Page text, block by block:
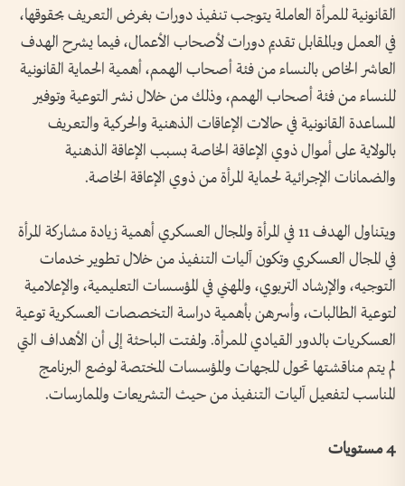
القانونية للمرأة العاملة يتوجب تنفيذ دورات بغرض التعريف بحقوقها،
في العمل وبالمقابل تقديم دورات لأصحاب الأعمال، فيما يشرح الهدف
العاشر الخاص بالنساء من فئة أصحاب الهمم، أهمية الحماية القانونية
للنساء من فئة أصحاب الهمم، وذلك من خلال نشر التوعية وتوفير
المساعدة القانونية في حالات الإعاقات الذهنية والحركية والتعريف
بالولاية على أموال ذوي الإعاقة الخاصة بسبب الإعاقة الذهنية
والضمانات الإجرائية لحماية المرأة من ذوي الإعاقة الخاصة.
ويتناول الهدف 11 في المرأة والمجال العسكري أهمية زيادة مشاركة المرأة
في المجال العسكري وتكون آليات التنفيذ من خلال تطوير خدمات
التوجيه، والإرشاد التربوي، والمهني في المؤسسات التعليمية، والإعلامية
لتوعية الطالبات، وأسرهن بأهمية دراسة التخصصات العسكرية توعية
العسكريات بالدور القيادي للمرأة. ولفتت الباحثة إلى أن الأهداف التي
لم يتم مناقشتها تحول للجهات والمؤسسات المختصة لوضع البرنامج
المناسب لتفعيل آليات التنفيذ من حيث التشريعات والممارسات.
4 مستويات